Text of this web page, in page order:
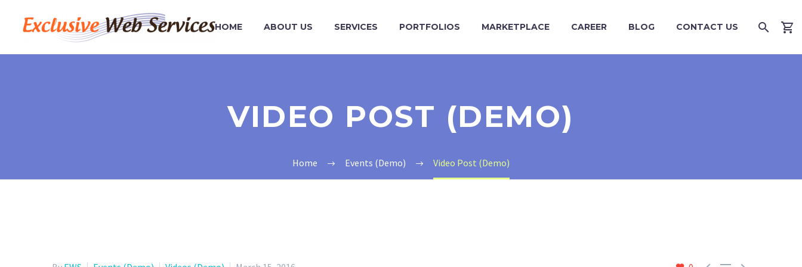
HOME ABOUT US SERVICES PORTFOLIOS MARKETPLACE CAREER BLOG CONTACT US
VIDEO POST (DEMO)
Home Events (Demo) Video Post (Demo)